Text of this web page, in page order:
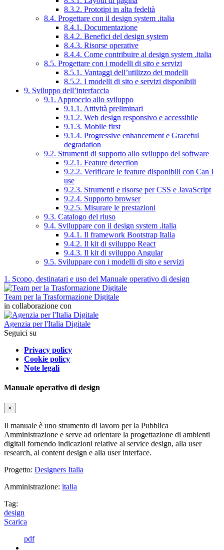
8.3.2. Prototipi in alta fedeltà
8.4. Progettare con il design system .italia
8.4.1. Documentazione
8.4.2. Benefici del design system
8.4.3. Risorse operative
8.4.4. Come contribuire al design system .italia
8.5. Progettare con i modelli di sito e servizi
8.5.1. Vantaggi dell’utilizzo dei modelli
8.5.2. I modelli di sito e servizi disponibili
9. Sviluppo dell’interfaccia
9.1. Approccio allo sviluppo
9.1.1. Attività preliminari
9.1.2. Web design responsivo e accessibile
9.1.3. Mobile first
9.1.4. Progressive enhancement e Graceful
degradation
9.2. Strumenti di supporto allo sviluppo del software
9.2.1. Feature detection
9.2.2. Verificare le feature disponibili con Can I
use
9.2.3. Strumenti e risorse per CSS e JavaScript
9.2.4. Supporto browser
9.2.5. Misurare le prestazioni
9.3. Catalogo del riuso
9.4. Sviluppare con il design system .italia
9.4.1. Il framework Bootstrap Italia
9.4.2. Il kit di sviluppo React
9.4.3. Il kit di sviluppo Angular
9.5. Sviluppare con i modelli di sito e servizi
1. Scopo, destinatari e uso del Manuale operativo di design
Team per la Trasformazione Digitale
in collaborazione con
Agenzia per l'Italia Digitale
Seguici su
Privacy policy
Cookie policy
Note legali
Manuale operativo di design
×
Il manuale è uno strumento di lavoro per la Pubblica
Amministrazione e serve ad orientare la progettazione di ambienti
digitali fornendo indicazioni relative al service design, alla user
research, al content design e alla user interface.
Progetto: Designers Italia
Amministrazione: italia
Tag:
design
Scarica
pdf